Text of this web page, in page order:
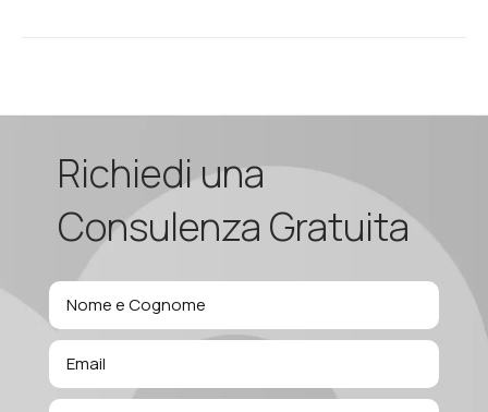
Richiedi una
Consulenza Gratuita